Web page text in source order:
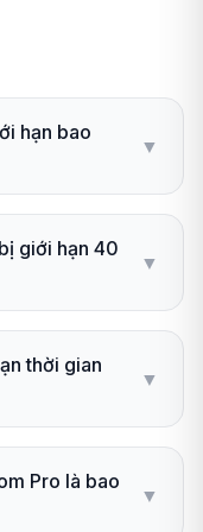
hạn bao
▼
giới hạn 40
▼
thời gian
▼
Pro là bao
▼